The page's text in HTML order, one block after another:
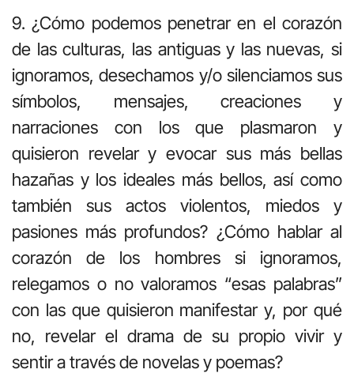
9. ¿Cómo podemos penetrar en el corazón
de las culturas, las antiguas y las nuevas, si
ignoramos, desechamos y/o silenciamos sus
símbolos, mensajes, creaciones y
narraciones con los que plasmaron y
quisieron revelar y evocar sus más bellas
hazañas y los ideales más bellos, así como
también sus actos violentos, miedos y
pasiones más profundos? ¿Cómo hablar al
corazón de los hombres si ignoramos,
relegamos o no valoramos “esas palabras”
con las que quisieron manifestar y, por qué
no, revelar el drama de su propio vivir y
sentir a través de novelas y poemas?